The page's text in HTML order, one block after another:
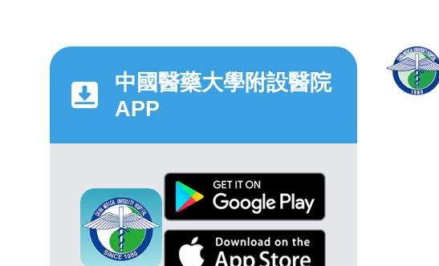
中國醫藥大學附設醫院
APP